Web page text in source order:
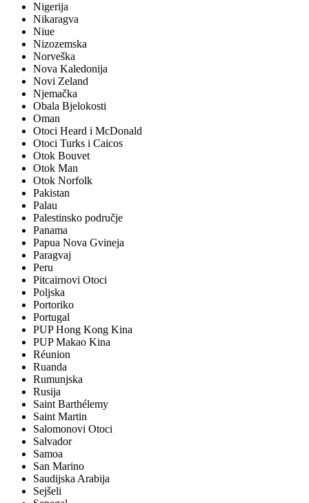
Nigerija
Nikaragva
Niue
Nizozemska
Norveška
Nova Kaledonija
Novi Zeland
Njemačka
Obala Bjelokosti
Oman
Otoci Heard i McDonald
Otoci Turks i Caicos
Otok Bouvet
Otok Man
Otok Norfolk
Pakistan
Palau
Palestinsko područje
Panama
Papua Nova Gvineja
Paragvaj
Peru
Pitcairnovi Otoci
Poljska
Portoriko
Portugal
PUP Hong Kong Kina
PUP Makao Kina
Réunion
Ruanda
Rumunjska
Rusija
Saint Barthélemy
Saint Martin
Salomonovi Otoci
Salvador
Samoa
San Marino
Saudijska Arabija
Sejšeli